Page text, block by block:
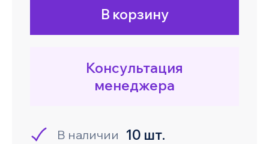
В корзину
Консультация
менеджера
В наличии 10 шт.